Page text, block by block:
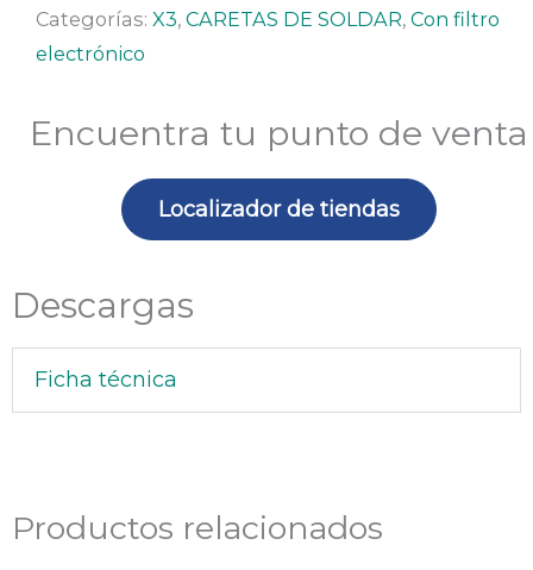
PREDATOR
cantidad
Categorías: X3, CARETAS DE SOLDAR, Con filtro
electrónico
Encuentra tu punto de venta
Localizador de tiendas
Descargas
Ficha técnica
Productos relacionados